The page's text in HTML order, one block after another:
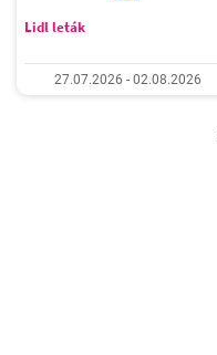
Lidl leták
27.07.2026 - 02.08.2026